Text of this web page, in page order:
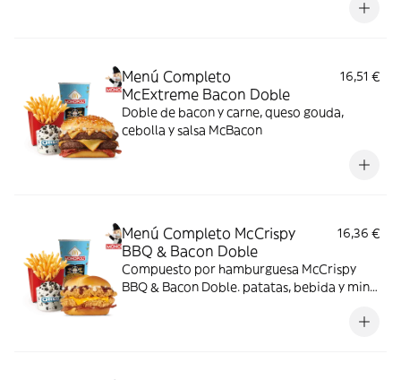
Menú Completo
McExtreme Bacon Doble
16,51 €
Doble de bacon y carne, queso gouda,
cebolla y salsa McBacon
Menú Completo McCrispy
BBQ & Bacon Doble
16,36 €
Compuesto por hamburguesa McCrispy
BBQ & Bacon Doble. patatas, bebida y mini